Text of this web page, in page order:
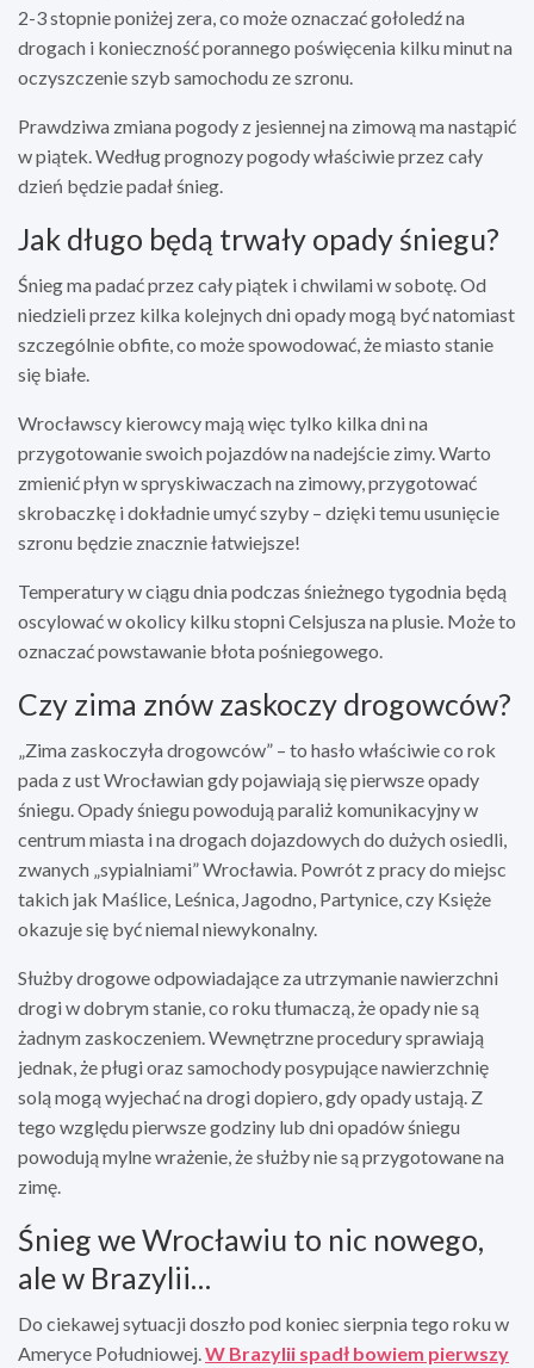
2-3 stopnie poniżej zera, co może oznaczać gołoledź na
drogach i konieczność porannego poświęcenia kilku minut na
oczyszczenie szyb samochodu ze szronu.
Prawdziwa zmiana pogody z jesiennej na zimową ma nastąpić
w piątek. Według prognozy pogody właściwie przez cały
dzień będzie padał śnieg.
Jak długo będą trwały opady śniegu?
Śnieg ma padać przez cały piątek i chwilami w sobotę. Od
niedzieli przez kilka kolejnych dni opady mogą być natomiast
szczególnie obfite, co może spowodować, że miasto stanie
się białe.
Wrocławscy kierowcy mają więc tylko kilka dni na
przygotowanie swoich pojazdów na nadejście zimy. Warto
zmienić płyn w spryskiwaczach na zimowy, przygotować
skrobaczkę i dokładnie umyć szyby – dzięki temu usunięcie
szronu będzie znacznie łatwiejsze!
Temperatury w ciągu dnia podczas śnieżnego tygodnia będą
oscylować w okolicy kilku stopni Celsjusza na plusie. Może to
oznaczać powstawanie błota pośniegowego.
Czy zima znów zaskoczy drogowców?
„Zima zaskoczyła drogowców” – to hasło właściwie co rok
pada z ust Wrocławian gdy pojawiają się pierwsze opady
śniegu. Opady śniegu powodują paraliż komunikacyjny w
centrum miasta i na drogach dojazdowych do dużych osiedli,
zwanych „sypialniami” Wrocławia. Powrót z pracy do miejsc
takich jak Maślice, Leśnica, Jagodno, Partynice, czy Księże
okazuje się być niemal niewykonalny.
Służby drogowe odpowiadające za utrzymanie nawierzchni
drogi w dobrym stanie, co roku tłumaczą, że opady nie są
żadnym zaskoczeniem. Wewnętrzne procedury sprawiają
jednak, że pługi oraz samochody posypujące nawierzchnię
solą mogą wyjechać na drogi dopiero, gdy opady ustają. Z
tego względu pierwsze godziny lub dni opadów śniegu
powodują mylne wrażenie, że służby nie są przygotowane na
zimę.
Śnieg we Wrocławiu to nic nowego,
ale w Brazylii…
Do ciekawej sytuacji doszło pod koniec sierpnia tego roku w
Ameryce Południowej.W Brazylii spadł bowiem pierwszy